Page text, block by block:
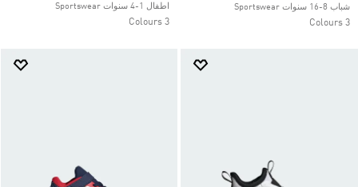
شباب 8-16 سنوات Sportswear
3 Colours
اطفال 1-4 سنوات Sportswear
3 Colours